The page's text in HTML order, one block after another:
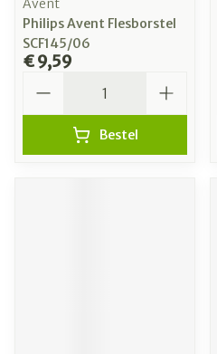
Avent
Philips Avent Flesborstel
SCF145/06
€ 9,59
Bestel